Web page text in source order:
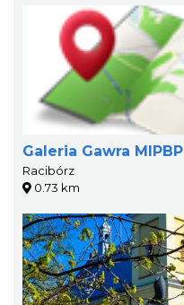
Galeria Gawra MIPBP
Racibórz
0.73 km